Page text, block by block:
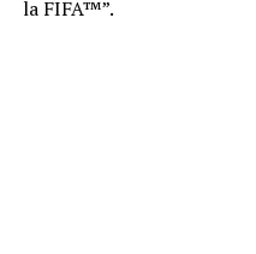
la FIFA™”.